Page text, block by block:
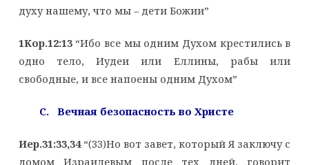
духу нашему, что мы – дети Божии”
1Кор.12:13“Ибо все мы одним Духом крестились в
одно тело, Иудеи или Еллины, рабы или
свободные, и все напоены одним Духом”
C. Вечная безопасность во Христе
Иер.31:33,34“(33)Но вот завет, который Я заключу с
домом Израилевым после тех дней, говорит